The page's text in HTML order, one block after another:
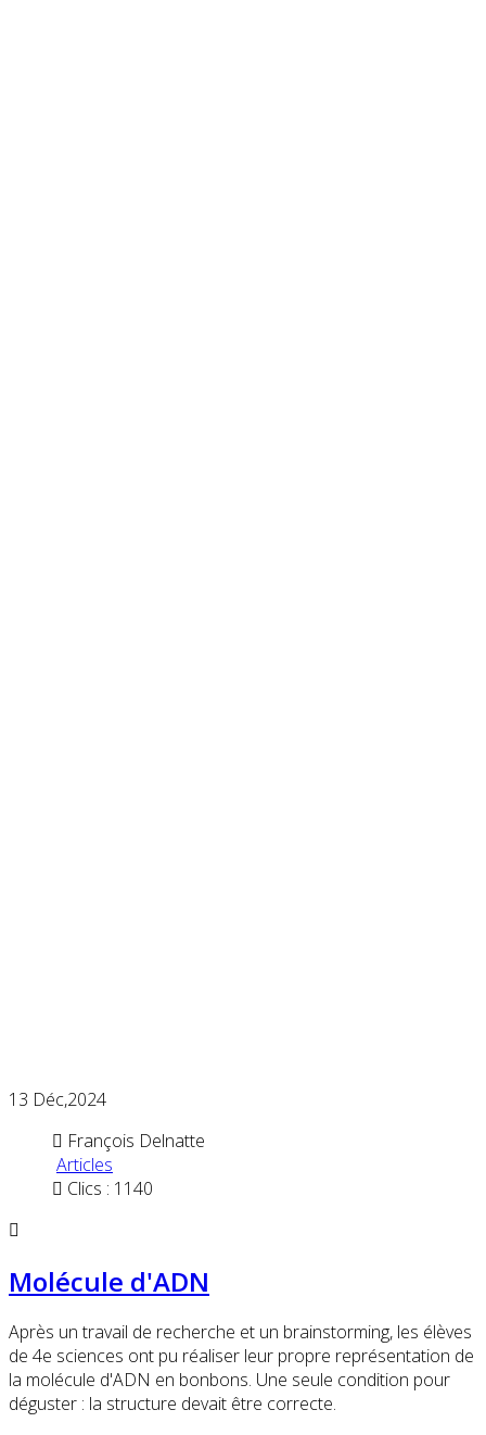
13 Déc,2024
François Delnatte
Articles
Clics : 1140
Molécule d'ADN
Après un travail de recherche et un brainstorming, les élèves
de 4e sciences ont pu réaliser leur propre représentation de
la molécule d'ADN en bonbons. Une seule condition pour
déguster : la structure devait être correcte.